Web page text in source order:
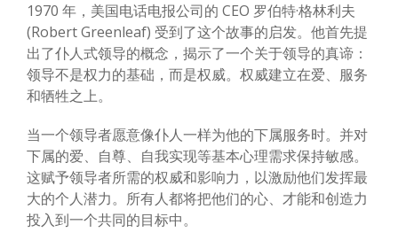
1970 年，美国电话电报公司的 CEO 罗伯特·格林利夫
(Robert Greenleaf) 受到了这个故事的启发。他首先提
出了仆人式领导的概念，揭示了一个关于领导的真谛：
领导不是权力的基础，而是权威。权威建立在爱、服务
和牺牲之上。
当一个领导者愿意像仆人一样为他的下属服务时。并对
下属的爱、自尊、自我实现等基本心理需求保持敏感。
这赋予领导者所需的权威和影响力，以激励他们发挥最
大的个人潜力。所有人都将把他们的心、才能和创造力
投入到一个共同的目标中。